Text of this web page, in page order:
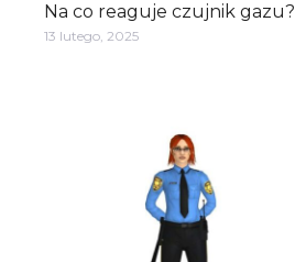
Na co reaguje czujnik gazu?
13 lutego, 2025